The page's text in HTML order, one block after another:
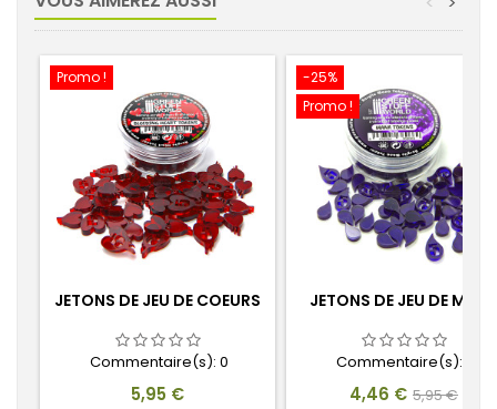
Promo !
JETONS DE JEU DE COEURS
Commentaire(s): 0
Prix
5,95 €
-25%
Promo !
JETONS DE JEU DE
Commentaire(s):
Prix
4,46 € Prix
5,95 €